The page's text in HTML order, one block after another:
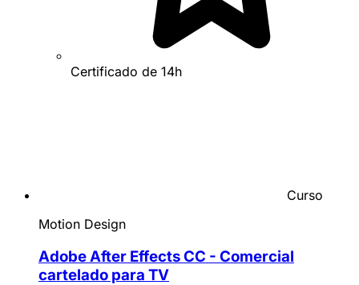
Certificado de 14h
Curso
Motion Design
Adobe After Effects CC - Comercial
cartelado para TV